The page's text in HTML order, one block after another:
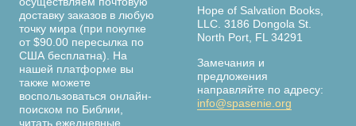
доставку заказов в любую
точку мира (при покупке
от $90.00 пересылка по
США бесплатна). На
нашей платформе вы
также можете
воспользоваться онлайн-
поиском по Библии,
читать ежедневные
Hope of Salvation Books,
LLC. 3186 Dongola St.
North Port, FL 34291
Замечания и
предложения
направляйте по адресу:
info@spasenie.org